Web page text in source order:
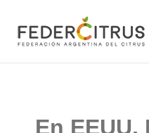
contenido
En EEUU,